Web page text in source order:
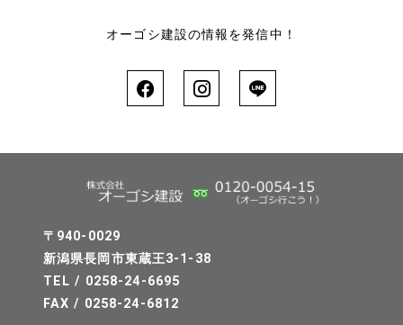
オーゴシ建設の情報を発信中！
〒940-0029
新潟県長岡市東蔵王3-1-38
TEL / 0258-24-6695
FAX / 0258-24-6812